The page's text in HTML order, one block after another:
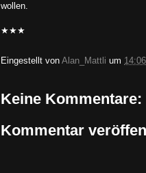
wollen.
★★★
Eingestellt von Alan_Mattli um 14:06
Keine Kommentare:
Kommentar